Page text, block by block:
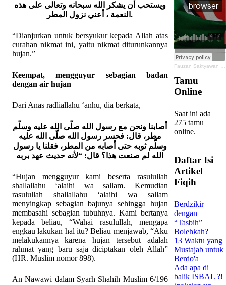
ويستحب أن يشكر الله سبحانه وتعالى على هذه
النعمة ، أعني نزول المطر.
“Dianjurkan untuk bersyukur kepada Allah atas
curahan nikmat ini, yaitu nikmat diturunkannya
hujan.”
Keempat, mengguyur sebagian badan
dengan air hujan
Dari Anas radliallahu ‘anhu, dia berkata,
أصابنا ونحن مع رسول الله صلّى الله عليه وسلّم
مطر، قال: فحسر رسول الله صلّى الله عليه
وسلّم ثوبه حتى أصابه من المطر، فقلنا يا رسول
الله لم صنعت هذا؟ قال: “لأنه حديث عهد بربه
“Hujan mengguyur kami beserta rasulullah
shallallahu ‘alaihi wa sallam. Kemudian
rasulullah shallallahu ‘alaihi wa sallam
menyingkap sebagian bajunya sehingga hujan
membasahi sebagian tubuhnya. Kami bertanya
kepada beliau, “Wahai rasulullah, mengapa
engkau lakukan hal itu? Beliau menjawab, “Aku
melakukannya karena hujan tersebut adalah
rahmat yang baru saja diciptakan oleh Allah”
(HR. Muslim nomor 898).
An Nawawi dalam Syarh Shahih Muslim 6/196
Fauzan Saktyawan
Tamu
Online
Saat ini ada
275 tamu
online.
Daftar Isi
Artikel
Fiqih
Berdzikir
dengan
“Tasbih”
Bolehkah?
13 Waktu yang
Mustajab untuk
Berdo'a
Ada apa di
balik ISBAL ?!